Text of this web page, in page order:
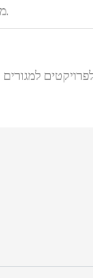
משטחים לא קונבנציונליים.